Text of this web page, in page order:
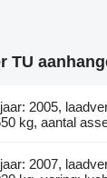
TU
2005,
kg, aantal
2007,